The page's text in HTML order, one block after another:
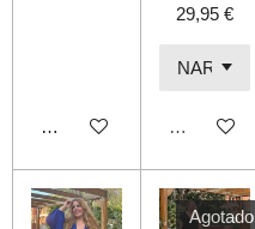
Añadir al carrito
29,95 €
Agotado
Agotado